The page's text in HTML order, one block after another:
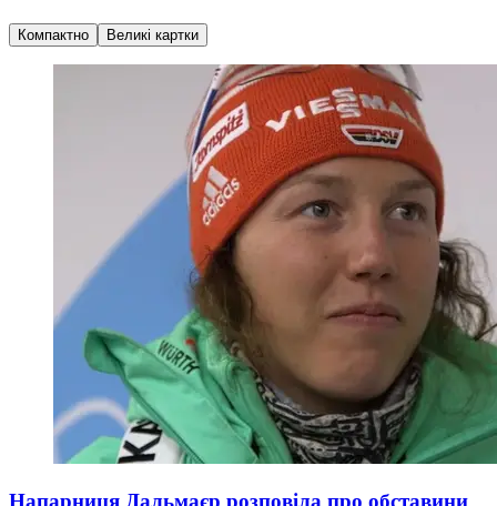
Компактно Великі картки
Напарниця Дальмаєр розповіла про обставини